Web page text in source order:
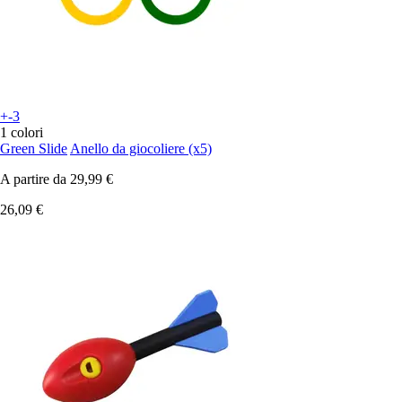
+-3
1 colori
Green Slide Anello da giocoliere (x5)
A partire da 29,99 €
26,09 €